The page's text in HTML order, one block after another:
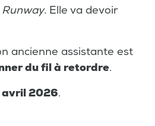
Runway. Elle va devoir
ancienne assistante est
du fil à retordre.
2026.